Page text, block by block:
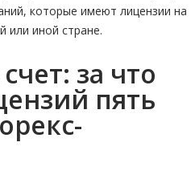
которые имеют лицензии на
или иной стране.
за что
пять